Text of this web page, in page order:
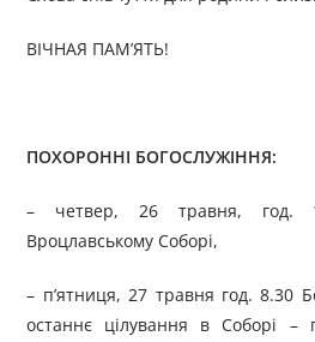
ВІЧНАЯ ПАМ’ЯТЬ!
ПОХОРОННІ БОГОСЛУЖІННЯ:
– четвер, 26 травня, год.
Вроцлавському Соборі,
– п’ятниця, 27 травня год. 8.30
останнє цілування в Соборі –